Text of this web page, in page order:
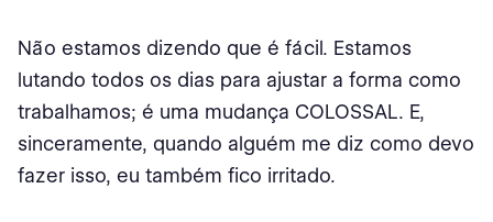
Não estamos dizendo que é fácil. Estamos
lutando todos os dias para ajustar a forma como
trabalhamos; é uma mudança COLOSSAL. E,
sinceramente, quando alguém me diz como devo
fazer isso, eu também fico irritado.